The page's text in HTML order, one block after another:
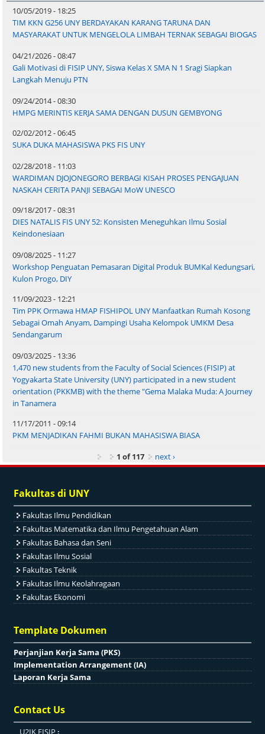
10/05/2019 - 18:25
TIM KKN G256 UNY BERDAYAKAN KARANG TARUNA DAN
MASYARAKAT UNTUK MENGELOLA LIMBAH TERNAK SEBAGAI BIOGAS
04/21/2026 - 08:47
Gali Motivasi di FISIP UNY, Siswa Kelas X SMA N 1 Sragi Siapkan
Langkah Menuju PTN
09/24/2014 - 08:30
HMPG MERINTIS KERJA SAMA DENGAN DUSUN GEMBYONG
02/02/2012 - 06:45
SUKA DUKA MAHASISWA PKS FIS UNY
02/28/2018 - 11:03
WARDIMAN DJOJONEGORO BERBAGI KISAH PROSES PENGAJUAN
NASKAH CERITA PANJI SEBAGAI MoW UNESCO
09/18/2017 - 08:31
DIES NATALIS FIS UNY 52: Konsisten Meneguhkan Ilmu Sosial
Keindonesiaan
09/08/2025 - 11:27
Workshop Penguatan Pemasaran Digital Produk BUMKal Kedungsari,
Kulon Progo, DIY
11/09/2023 - 12:21
Tim PPK Ormawa HMAP FISHIPOL UNY Manfaatkan Rumah Kosong
Sebagai Omah Anyam, Dampingi Usaha Kelompok UMKM Desa
Sendangarum
09/03/2025 - 13:36
1,470 new students from the Faculty of Social Sciences (FISIP) at
Yogyakarta State University (UNY) participated in a new student
orientation (PKKMB) with the theme "Gema Malaka Muda: A Journey
in Tanamera
11/17/2011 - 09:14
PKM MENJADIKAN FAHMI BUKAN MAHASISWA BIASA
1 of 117
next ›
Fakultas di UNY
Fakultas Ilmu Pendidikan
Fakultas Matematika dan Ilmu Pengetahuan Alam
Fakultas Bahasa dan Seni
Fakultas Ilmu Sosial
Fakultas Teknik
Fakultas Ilmu Keolahragaan
Fakultas Ekonomi
Template Dokumen
Perjanjian Kerja Sama (PKS)
Implementation Arrangement (IA)
Laporan Kerja Sama
Contact Us
U2IK FISIP :